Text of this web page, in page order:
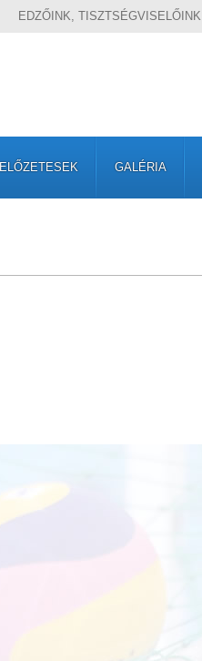
EDZŐINK, TISZTSÉGVISELŐINK
ELŐZETESEK GALÉRIA